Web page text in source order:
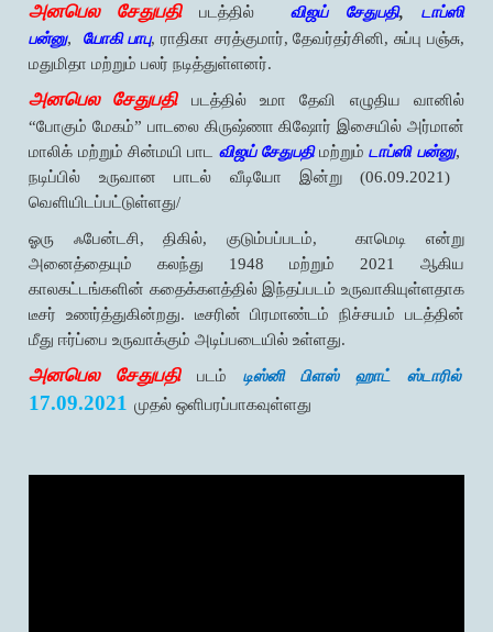
அனபெல சேதுபதி படத்தில் விஜய் சேதுபதி,
டாப்ஸி
பன்னு, யோகி பாபு, ராதிகா சரத்குமார், தேவர்தர்சினி, சுப்பு பஞ்சு,
மதுமிதா மற்றும் பலர் நடித்துள்ளனர்.
அனபெல சேதுபதி
படத்தில் உமா தேவி எழுதிய வானில்
“போகும் மேகம்” பாடலை கிருஷ்ணா கிஷோர் இசையில் அர்மான்
மாலிக் மற்றும் சின்மயி பாட விஜய் சேதுபதி மற்றும் டாப்ஸி பன்னு,
நடிப்பில் உருவான பாடல் வீடியோ இன்று (06.09.2021)
வெளியிடப்பட்டுள்ளது/
ஓரு ஃபேன்டசி, திகில், குடும்பப்படம்,
காமெடி என்று
அனைத்தையும் கலந்து 1948 மற்றும் 2021 ஆகிய
காலகட்டங்களின் கதைக்களத்தில் இந்தப்படம் உருவாகியுள்ளதாக
டீசர் உணர்த்துகின்றது. டீசரின் பிரமாண்டம் நிச்சயம் படத்தின்
மீது ஈர்ப்பை உருவாக்கும் அடிப்படையில் உள்ளது.
அனபெல சேதுபதி படம் டிஸ்னி பிளஸ் ஹாட் ஸ்டாரில்
17.09.2021 முதல் ஒளிபரப்பாகவுள்ளது